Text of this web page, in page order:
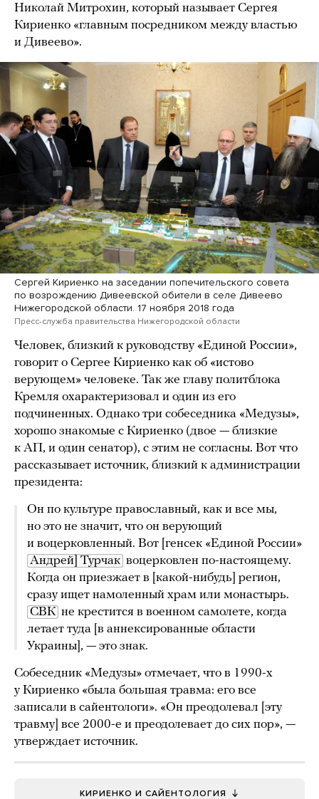
Николай Митрохин, который называет Сергея
Кириенко «главным посредником между властью
и Дивеево».
Сергей Кириенко на заседании попечительского совета
по возрождению Дивеевской обители в селе Дивеево
Нижегородской области. 17 ноября 2018 года
Пресс-служба правительства Нижегородской области
Человек, близкий к руководству «Единой России»,
говорит о Сергее Кириенко как об «истово
верующем» человеке. Так же главу политблока
Кремля охарактеризовал и один из его
подчиненных. Однако три собеседника «Медузы»,
хорошо знакомые с Кириенко (двое — близкие
к АП, и один сенатор), с этим не согласны. Вот что
рассказывает источник, близкий к администрации
президента:
Он по культуре православный, как и все мы,
но это не значит, что он верующий
и воцерковленный. Вот [генсек «Единой России»
Андрей] Турчак воцерковлен по-настоящему.
Когда он приезжает в [какой-нибудь] регион,
сразу ищет намоленный храм или монастырь.
СВК не крестится в военном самолете, когда
летает туда [в аннексированные области
Украины], — это знак.
Собеседник «Медузы» отмечает, что в 1990-х
у Кириенко «была большая травма: его все
записали в сайентологи». «Он преодолевал [эту
травму] все 2000-е и преодолевает до сих пор», —
утверждает источник.
КИРИЕНКО И САЙЕНТОЛОГИЯ